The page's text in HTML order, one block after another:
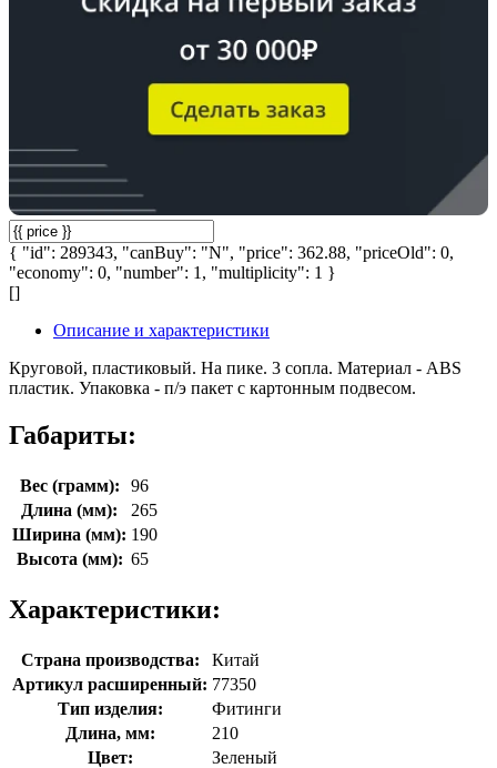
{ "id": 289343, "canBuy": "N", "price": 362.88, "priceOld": 0,
"economy": 0, "number": 1, "multiplicity": 1 }
[]
Описание и характеристики
Круговой, пластиковый. На пике. 3 сопла. Материал - ABS
пластик. Упаковка - п/э пакет с картонным подвесом.
Габариты:
Вес (грамм):
96
Длина (мм):
265
Ширина (мм): 190
Высота (мм): 65
Характеристики:
Страна производства:
Китай
Артикул расширенный: 77350
Тип изделия:
Фитинги
Длина, мм:
210
Цвет:
Зеленый